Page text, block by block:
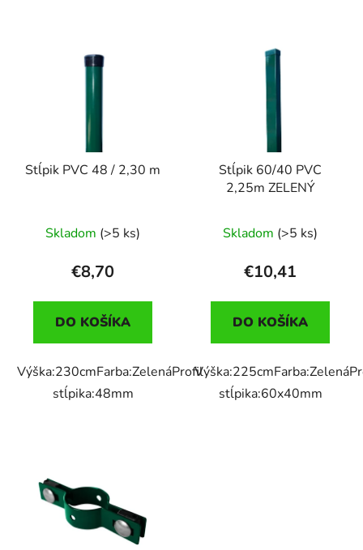
Stĺpik PVC 48 / 2,30 m
Skladom (>5 ks)
€8,70
DO KOŠÍKA
Výška:230cmFarba:ZelenáProfil
stĺpika:48mm
Stĺpik 60/40 PVC
2,25m ZELENÝ
Skladom (>5 ks)
€10,41
DO KOŠÍKA
stĺpika:60x40mm